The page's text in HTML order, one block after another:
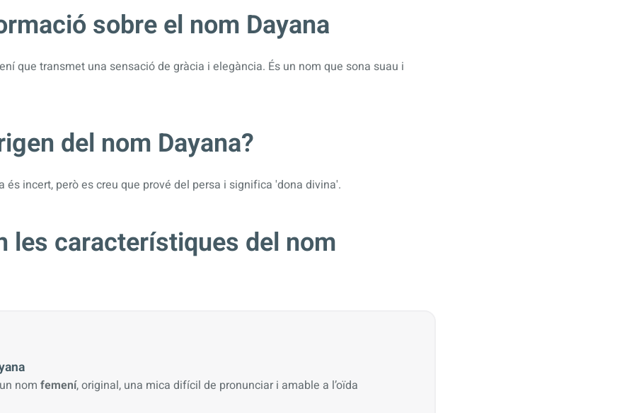
sobre el nom Dayana
que transmet una sensació de gràcia i elegància. És un nom que sona suau i
del nom Dayana?
és incert, però es creu que prové del persa i significa 'dona divina'.
les característiques del nom
nom femení, original, una mica difícil de pronunciar i amable a l’oïda